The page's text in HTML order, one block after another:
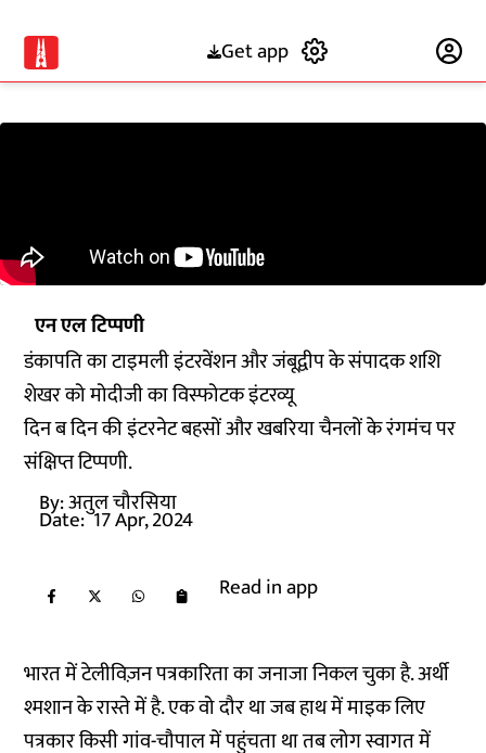
Get app
एन एल टिप्पणी
डंकापति का टाइमली इंटरवेंशन और जंबूद्वीप के संपादक शशि
शेखर को मोदीजी का विस्फोटक इंटरव्यू
दिन ब दिन की इंटरनेट बहसों और खबरिया चैनलों के रंगमंच पर
संक्षिप्त टिप्पणी.
By:अतुल चौरसिया
Date: 17 Apr, 2024
Read in app
भारत में टेलीविज़न पत्रकारिता का जनाजा निकल चुका है. अर्थी
श्मशान के रास्ते में है. एक वो दौर था जब हाथ में माइक लिए
पत्रकार किसी गांव-चौपाल में पहुंचता था तब लोग स्वागत में